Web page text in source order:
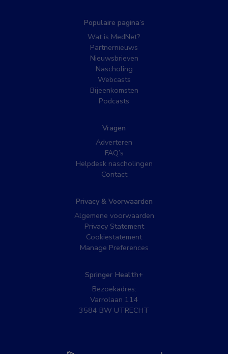
Populaire pagina’s
Wat is MedNet?
Partnernieuws
Nieuwsbrieven
Nascholing
Webcasts
Bijeenkomsten
Podcasts
Vragen
Adverteren
FAQ’s
Helpdesk nascholingen
Contact
Privacy & Voorwaarden
Algemene voorwaarden
Privacy Statement
Cookiestatement
Manage Preferences
Springer Health+
Bezoekadres:
Varrolaan 114
3584 BW UTRECHT